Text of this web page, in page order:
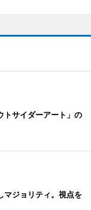
トサイダーアート」の
マジョリティ。視点を